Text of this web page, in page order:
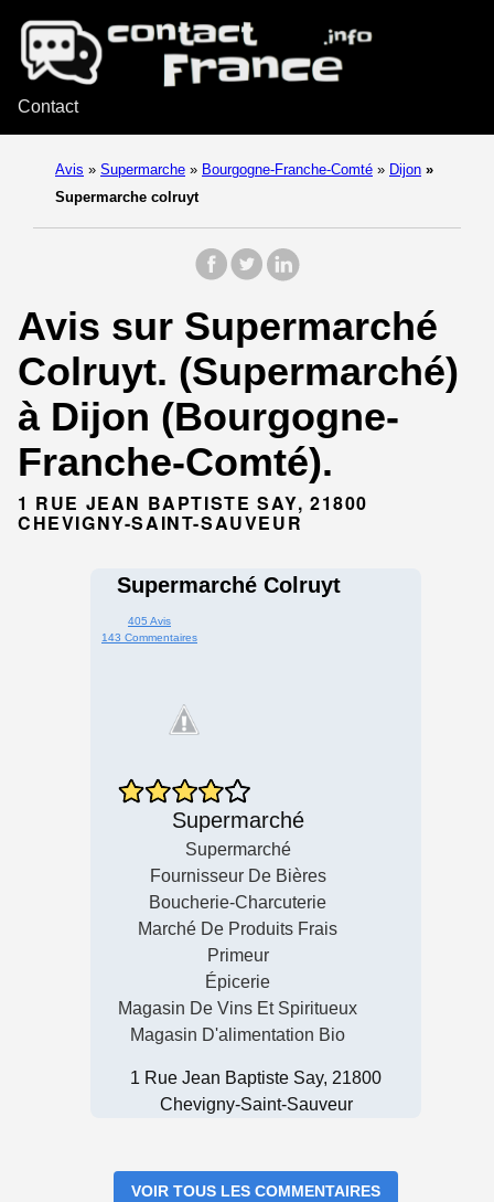
Contact
Avis » Supermarche » Bourgogne-Franche-Comté » Dijon »
Supermarche colruyt
Avis sur Supermarché
Colruyt. (Supermarché)
à Dijon (Bourgogne-
Franche-Comté).
1 RUE JEAN BAPTISTE SAY, 21800
CHEVIGNY-SAINT-SAUVEUR
Supermarché Colruyt
405 Avis
143 Commentaires
Supermarché
Supermarché
Fournisseur De Bières
Boucherie-Charcuterie
Marché De Produits Frais
Primeur
Épicerie
Magasin De Vins Et Spiritueux
Magasin D'alimentation Bio
1 Rue Jean Baptiste Say, 21800
Chevigny-Saint-Sauveur
VOIR TOUS LES COMMENTAIRES